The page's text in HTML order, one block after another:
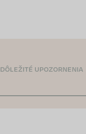
DÔLEŽITÉ UPOZORNENIA